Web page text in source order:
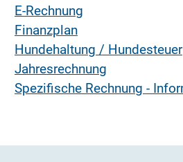
E-Rechnung
Finanzplan
Hundehaltung / Hundesteuer
Jahresrechnung
Spezifische Rechnung -